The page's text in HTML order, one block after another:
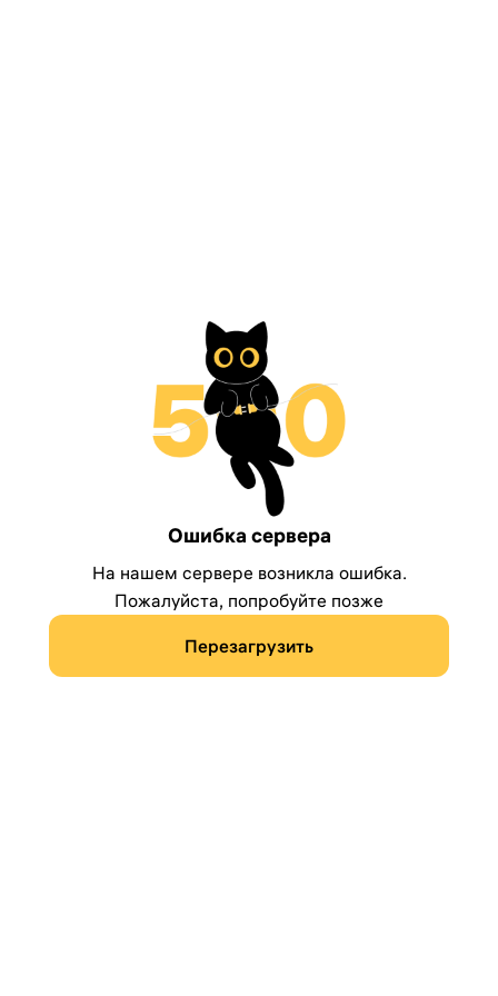
Ошибка сервера
На нашем сервере возникла ошибка.
Пожалуйста, попробуйте позже
Перезагрузить